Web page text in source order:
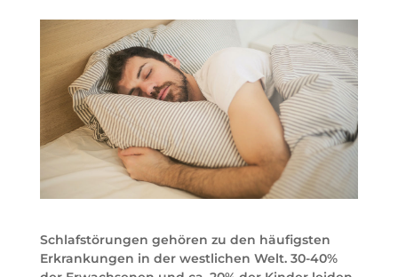
Schlafstörungen gehören zu den häufigsten
Erkrankungen in der westlichen Welt. 30-40%